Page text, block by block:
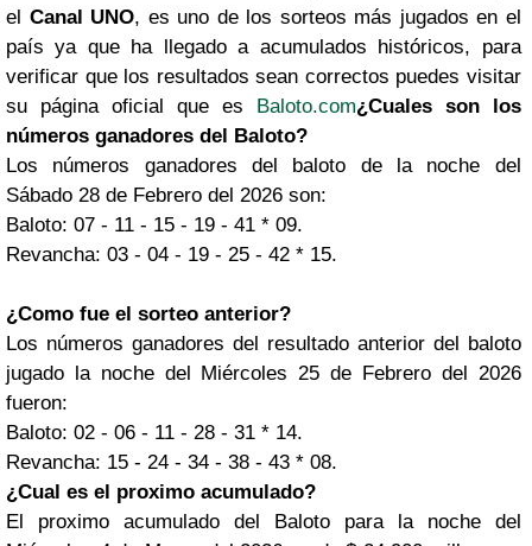
el Canal UNO, es uno de los sorteos más jugados en el
país ya que ha llegado a acumulados históricos, para
verificar que los resultados sean correctos puedes visitar
su página oficial que es Baloto.com¿Cuales son los
números ganadores del Baloto?
Los números ganadores del baloto de la noche del
Sábado 28 de Febrero del 2026 son:
Baloto: 07 - 11 - 15 - 19 - 41 * 09.
Revancha: 03 - 04 - 19 - 25 - 42 * 15.
¿Como fue el sorteo anterior?
Los números ganadores del resultado anterior del baloto
jugado la noche del Miércoles 25 de Febrero del 2026
fueron:
Baloto: 02 - 06 - 11 - 28 - 31 * 14.
Revancha: 15 - 24 - 34 - 38 - 43 * 08.
¿Cual es el proximo acumulado?
El proximo acumulado del Baloto para la noche del